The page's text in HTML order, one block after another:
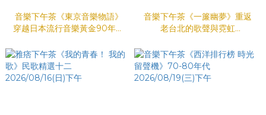
音樂下午茶《東京音樂物語》
穿越日本流行音樂黃金90年代
音樂下午茶《一簾幽夢》重返
老台北的歌聲與霓虹